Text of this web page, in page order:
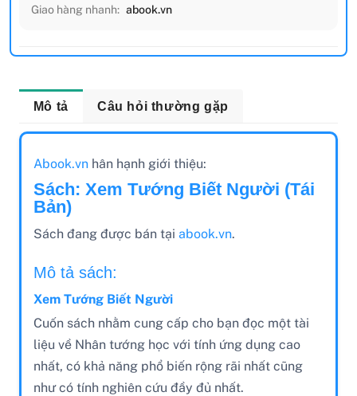
Giao hàng nhanh: abook.vn
Mô tả Câu hỏi thường gặp
Abook.vnhân hạnh giới thiệu:
Sách: Xem Tướng Biết Người (Tái
Bản)
Sách đang được bán tại abook.vn.
Mô tả sách:
Xem Tướng Biết Người
Cuốn sách nhằm cung cấp cho bạn đọc một tài
liệu về Nhân tướng học với tính ứng dụng cao
nhất, có khả năng phổ biến rộng rãi nhất cũng
như có tính nghiên cứu đầy đủ nhất.